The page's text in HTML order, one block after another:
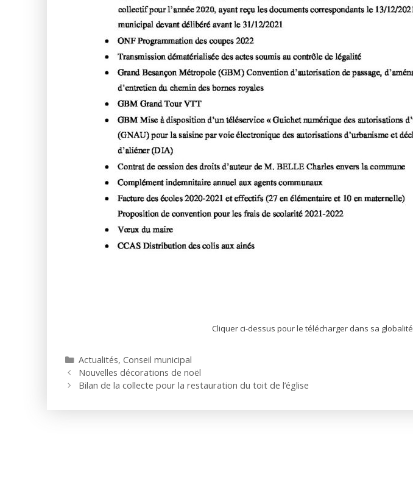
Cliquer ci-dessus pour le télécharger dans sa globalité
Catégories
Actualités, Conseil municipal
Nouvelles décorations de noël
Bilan de la collecte pour la restauration du toit de l’église